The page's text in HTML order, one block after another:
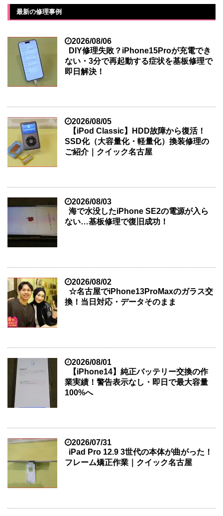
最新の修理事例
2026/08/06
DIY修理失敗？iPhone15Proが充電でき
ない・3分で再起動する症状を基板修理で
即日解決！
2026/08/05
【iPod Classic】HDD故障から復活！
SSD化（大容量化・軽量化）換装修理の
ご紹介｜クイック名古屋
2026/08/03
海で水没したiPhone SE2の電源が入ら
ない…基板修理で復旧成功！
2026/08/02
☆名古屋でiPhone13ProMaxのガラス交
換！当日対応・データそのまま
2026/08/01
【iPhone14】純正バッテリー交換の作
業実績！警告表示なし・即日で最大容量
100%へ
2026/07/31
iPad Pro 12.9 3世代の本体が曲がった！
フレーム矯正作業｜クイック名古屋